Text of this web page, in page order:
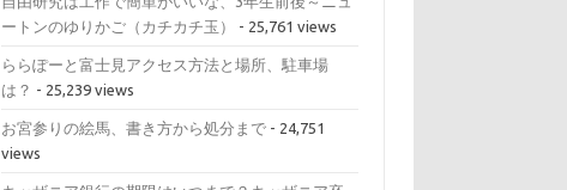
ートンのゆりかご（カチカチ玉）
- 25,761 views
ららぽーと富士見アクセス方法と場所、駐車場
は？ - 25,239 views
お宮参りの絵馬、書き方から処分まで - 24,751
views